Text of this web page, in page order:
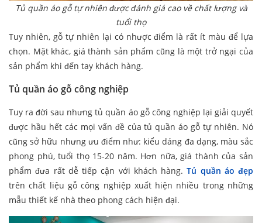
Tủ quần áo gỗ tự nhiên được đánh giá cao về chất lượng và
tuổi thọ
Tuy nhiên, gỗ tự nhiên lại có nhược điểm là rất ít màu để lựa
chọn. Mặt khác, giá thành sản phẩm cũng là một trở ngại của
sản phẩm khi đến tay khách hàng.
Tủ quần áo gỗ công nghiệp
Tuy ra đời sau nhưng tủ quần áo gỗ công nghiệp lại giải quyết
được hầu hết các mọi vấn đề của tủ quần áo gỗ tự nhiên. Nó
cũng sở hữu nhưng ưu điểm như: kiểu dáng đa dạng, màu sắc
phong phú, tuổi thọ 15-20 năm. Hơn nữa, giá thành của sản
phẩm đưa rất dễ tiếp cận với khách hàng.Tủ quần áo đẹp
trên chất liệu gỗ công nghiệp xuất hiện nhiều trong những
mẫu thiết kế nhà theo phong cách hiện đại.